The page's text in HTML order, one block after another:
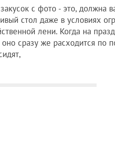
с фото - это, должна
стол даже в условиях
лени. Когда на
сразу же расходится по